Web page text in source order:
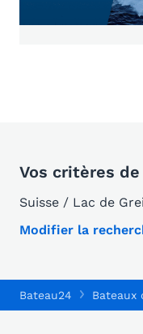
Vos critères
Suisse / Lac de
Modifier la
Bateau24 Bateaux